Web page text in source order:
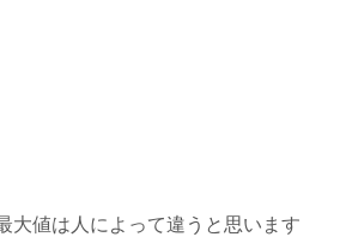
大値は人によって違うと思います